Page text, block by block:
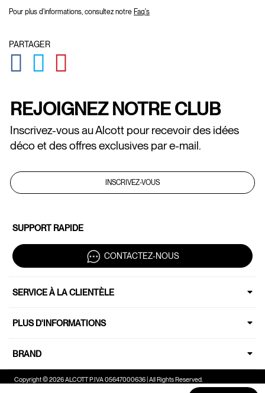
Pour plus d'informations, consultez notre Faq's
PARTAGER
GLOBAL.SOCIALSHARE.FACEBOOK
GLOBAL.SOCIALSHARE.TWITTER
REJOIGNEZ NOTRE CLUB
Inscrivez-vous au Alcott pour recevoir des idées
déco et des offres exclusives par e-mail.
INSCRIVEZ-VOUS
SUPPORT RAPIDE
CONTACTEZ-NOUS
SERVICE À LA CLIENTÈLE
PLUS D'INFORMATIONS
BRAND
Copyright © 2026 ALCOTT P.IVA 05647000636 | All Rights Reserved.